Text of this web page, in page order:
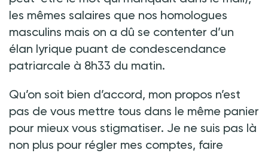
les mêmes salaires que nos homologues
masculins mais on a dû se contenter d’un
élan lyrique puant de condescendance
patriarcale à 8h33 du matin.
Qu’on soit bien d’accord, mon propos n’est
pas de vous mettre tous dans le même panier
pour mieux vous stigmatiser. Je ne suis pas là
non plus pour régler mes comptes, faire